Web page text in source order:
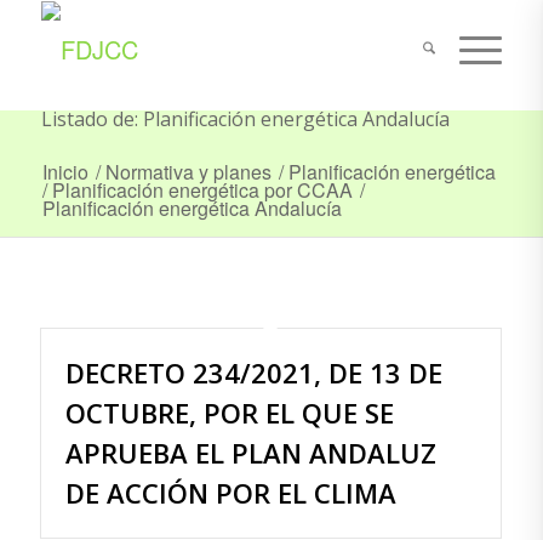
Listado de: Planificación energética Andalucía
Inicio / Normativa y planes / Planificación energética
/ Planificación energética por CCAA /
Planificación energética Andalucía
DECRETO 234/2021, DE 13 DE
OCTUBRE, POR EL QUE SE
APRUEBA EL PLAN ANDALUZ
DE ACCIÓN POR EL CLIMA